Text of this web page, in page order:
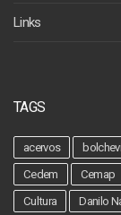
Links
TAGS
acervos
Cedem
Cemap
Cultura
Danilo